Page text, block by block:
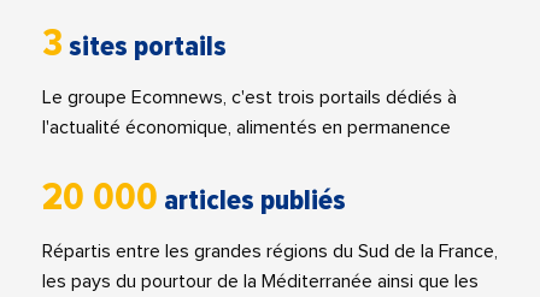
3 sites portails
Le groupe Ecomnews, c'est trois portails dédiés à
l'actualité économique, alimentés en permanence
20 000 articles publiés
Répartis entre les grandes régions du Sud de la France,
les pays du pourtour de la Méditerranée ainsi que les